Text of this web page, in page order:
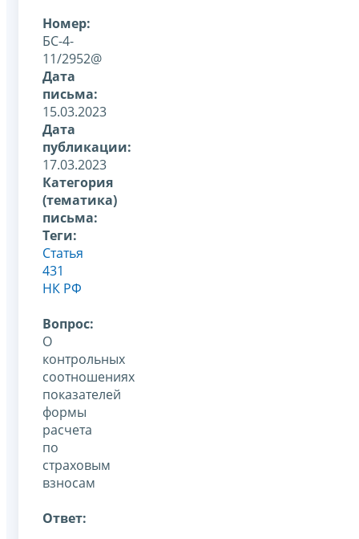
Номер:
БС-4-
11/2952@
Дата
письма:
15.03.2023
Дата
публикации:
17.03.2023
Категория
(тематика)
письма:
Теги:
Статья
431
НК РФ
Вопрос:
О
контрольных
соотношениях
показателей
формы
расчета
по
страховым
взносам
Ответ: